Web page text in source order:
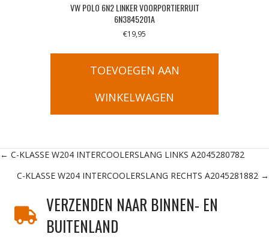
VW POLO 6N2 LINKER VOORPORTIERRUIT
6N3845201A
€19,95
TOEVOEGEN AAN
WINKELWAGEN
Posts
navigation
← C-KLASSE W204 INTERCOOLERSLANG LINKS A2045280782
C-KLASSE W204 INTERCOOLERSLANG RECHTS A2045281882 →
VERZENDEN NAAR BINNEN- EN
BUITENLAND